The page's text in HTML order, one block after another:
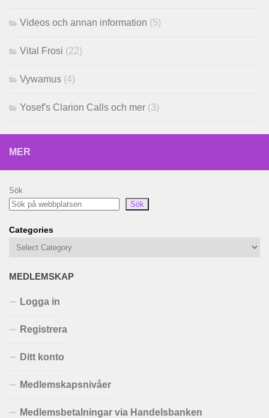
Videos och annan information (5)
Vital Frosi (22)
Vywamus (4)
Yosef's Clarion Calls och mer (3)
MER
Sök
Sök
Categories
MEDLEMSKAP
Logga in
Registrera
Ditt konto
Medlemskapsnivåer
Medlemsbetalningar via Handelsbanken